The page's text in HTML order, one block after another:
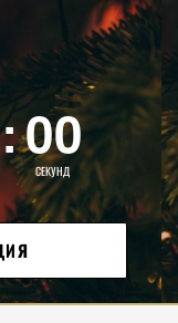
:00
01
02
03
СЕКУНД